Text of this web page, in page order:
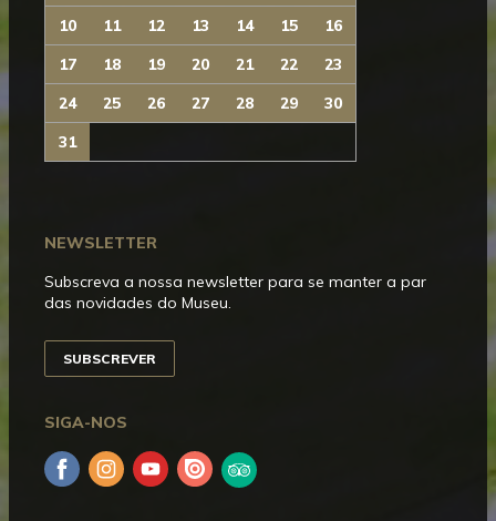
NEWSLETTER
Subscreva a nossa newsletter para se manter a par
das novidades do Museu.
SUBSCREVER
SIGA-NOS
FacebookInstagramYouTube
Issuu Trip
Advisor
10
11 12 13 14 15
16
17
18 19 20 21 22
23
24
25 26 27 28 29
30
31